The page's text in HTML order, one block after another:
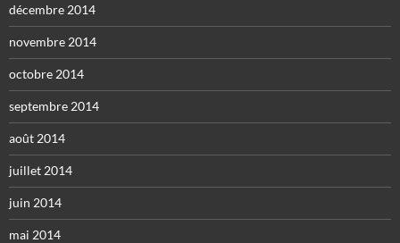
décembre 2014
novembre 2014
octobre 2014
septembre 2014
août 2014
juillet 2014
juin 2014
mai 2014